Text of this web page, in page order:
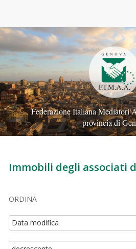
Federazione Italiana Mediatori
provincia di
Immobili degli associati
ORDINA